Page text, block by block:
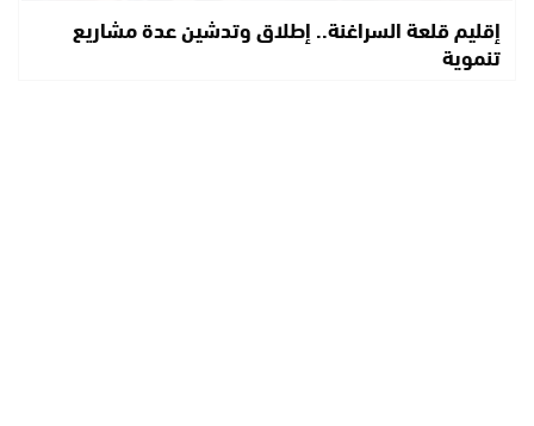
إقليم قلعة السراغنة.. إطلاق وتدشين عدة مشاريع
تنموية